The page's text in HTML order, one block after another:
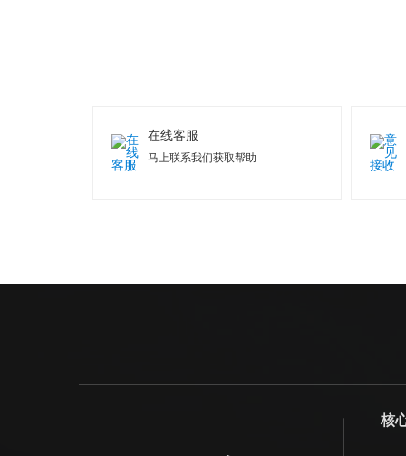
在线客服
马上联系我们获取帮助
核